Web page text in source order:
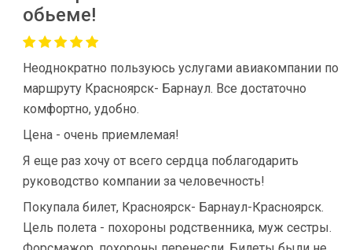
обьеме!
Неоднократно пользуюсь услугами авиакомпании по
маршруту Красноярск- Барнаул. Все достаточно
комфортно, удобно.
Цена - очень приемлемая!
Я еще раз хочу от всего сердца поблагодарить
руководство компании за человечность!
Покупала билет, Красноярск- Барнаул-Красноярск.
Цель полета - похороны родственника, муж сестры.